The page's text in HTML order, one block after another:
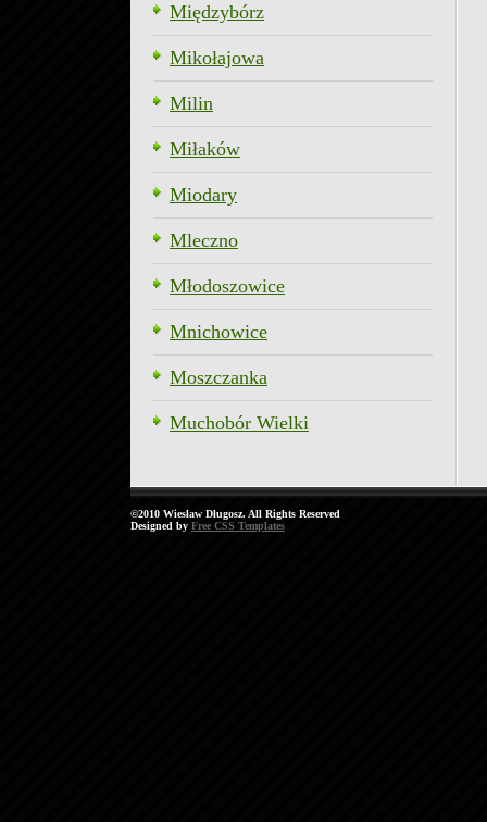
Międzybórz
Mikołajowa
Milin
Miłaków
Miodary
Mleczno
Młodoszowice
Mnichowice
Moszczanka
Muchobór Wielki
©2010 Wiesław Długosz. All Rights Reserved
Designed by Free CSS Templates